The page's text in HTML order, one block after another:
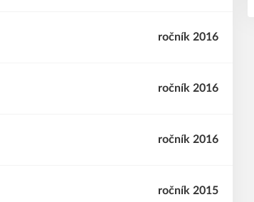
ročník 2016
ročník 2016
ročník 2016
ročník 2015